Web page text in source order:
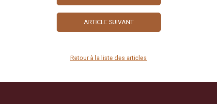
ARTICLE SUIVANT
Retour à la liste des articles